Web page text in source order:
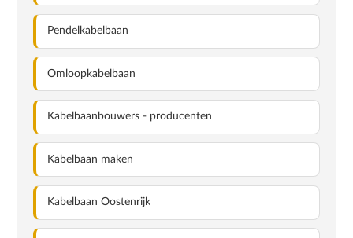
Pendelkabelbaan
Omloopkabelbaan
Kabelbaanbouwers - producenten
Kabelbaan maken
Kabelbaan Oostenrijk